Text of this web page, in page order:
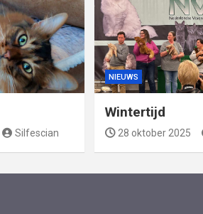
Silfescian
NIEUWS
Wintertijd
28 oktober 2025